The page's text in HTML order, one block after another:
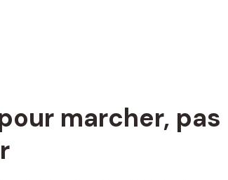
marcher, pas